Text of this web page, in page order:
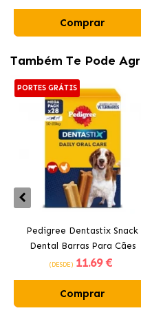
Comprar
Também Te Pode
PORTES GRÁTIS
Pedigree Dentastix Snack
Dental Barras Para Cães
Médios 10-25 kg
(DESDE) 11.69 €
Comprar